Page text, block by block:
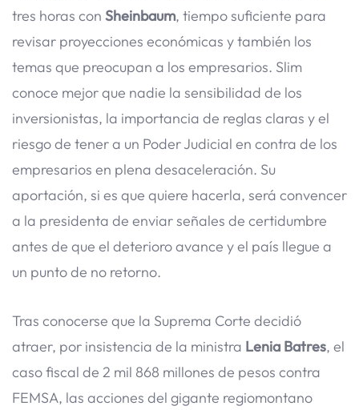
tres horas con Sheinbaum, tiempo suficiente para
revisar proyecciones económicas y también los
temas que preocupan a los empresarios. Slim
conoce mejor que nadie la sensibilidad de los
inversionistas, la importancia de reglas claras y el
riesgo de tener a un Poder Judicial en contra de los
empresarios en plena desaceleración. Su
aportación, si es que quiere hacerla, será convencer
a la presidenta de enviar señales de certidumbre
antes de que el deterioro avance y el país llegue a
un punto de no retorno.
Tras conocerse que la Suprema Corte decidió
atraer, por insistencia de la ministra Lenia Batres, el
caso fiscal de 2 mil 868 millones de pesos contra
FEMSA, las acciones del gigante regiomontano